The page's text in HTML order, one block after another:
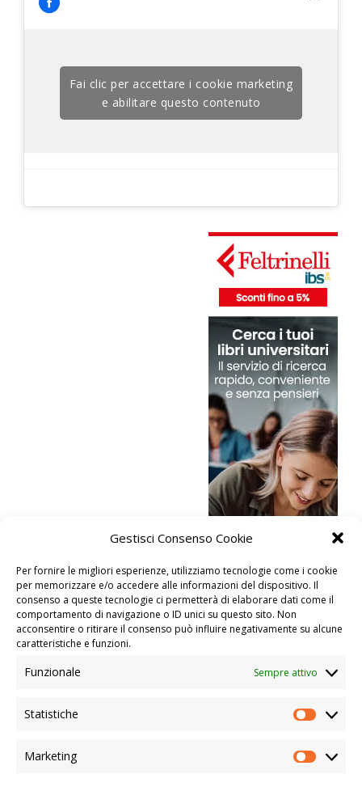
Gestisci Consenso Cookie
Per fornire le migliori esperienze, utilizziamo tecnologie come i cookie
per memorizzare e/o accedere alle informazioni del dispositivo. Il
consenso a queste tecnologie ci permetterà di elaborare dati come il
comportamento di navigazione o ID unici su questo sito. Non
acconsentire o ritirare il consenso può influire negativamente su alcune
caratteristiche e funzioni.
Funzionale Sempre attivo
Statistiche
Marketing
Fai clic per accettare i cookie marketing
e abilitare questo contenuto